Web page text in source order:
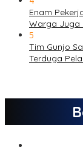
Enam
Warga Juga
5
Tim Gunjo
Terduga